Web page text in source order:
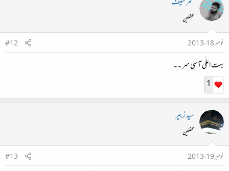
محفلین
نومبر 18، 2013
#12
بہت اعلٰی آسی سر ۔۔
1
سید زبیر
محفلین
نومبر 19، 2013
#13